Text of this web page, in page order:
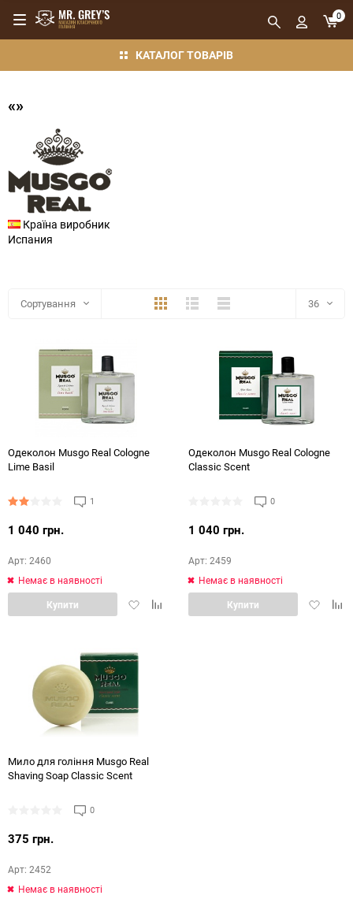
КАТАЛОГ ТОВАРІВ
0
«»
Країна виробник
Испания
Сортування ПлиткаДетальноКомпактно 36
48
72
Одеколон Musgo Real Cologne
Lime Basil
1
1 040 грн.
Арт: 2460
Немає в наявності
ДодатиДодати
Купити
Одеколон Musgo Real Cologne
Classic Scent
0
1 040 грн.
Арт: 2459
Немає в наявності
Додати
Купити
Мило для гоління Musgo Real
Shaving Soap Classic Scent
0
375 грн.
Арт: 2452
Немає в наявності